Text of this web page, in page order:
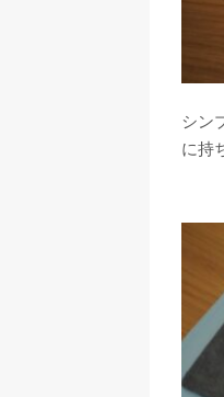
シン
に持